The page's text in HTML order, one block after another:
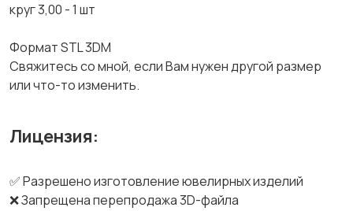
круг 3,00 - 1 шт
Формат STL 3DM
Свяжитесь со мной, если Вам нужен другой размер
или что-то изменить.
Лицензия:
✅ Разрешено изготовление ювелирных изделий
❌ Запрещена перепродажа 3D-файла